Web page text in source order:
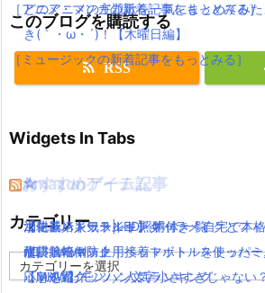
［アニメ・マンガの新着記事をもっとみる］
どのアニメの主題歌を一気にまとめてみ
き(｀・ω・´)！【木曜日編】
［ミュージックの新着記事をもっとみる］
このブログを購読する
RSS
Widgets In Tabs
おすすめゲーム記事
【モンハンワールド】キャラメイクとフ
´Д｀)www
【MHW】モンハン文字小さすぎじゃない
Amazonアイテム
水耕栽培キット|LED照明付き！自宅で本
水耕栽培キット｜ペットボトルを使った
ットを紹介
☆
ニンテンドースイッチ 本体 一覧
使い捨てマスク
☆
消化器／人気ランキング
耐震・転倒防止用接着マット・ストッパ
応急処置グッツ／人気ランキング
☆
カテゴリー
テ